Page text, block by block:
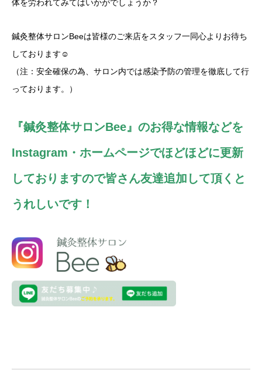
体を労われてみてはいかがでしょうか？
鍼灸整体サロンBeeは皆様のご来店をスタッフ一同心よりお待ち
しております☺
（注：安全確保の為、サロン内では感染予防の管理を徹底して行
っております。）
『鍼灸整体サロンBee』のお得な情報などを
Instagram・ホームページでほどほどに更新
しておりますので皆さん友達追加して頂くと
うれしいです！